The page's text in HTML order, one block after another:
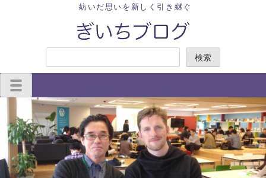
紡いだ思いを新しく引き継ぐ
索
検索